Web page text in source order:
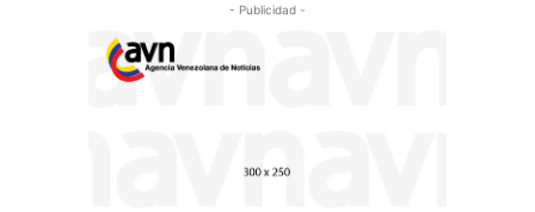
- Publicidad -